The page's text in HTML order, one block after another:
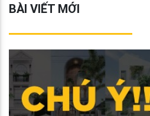
BÀI VIẾT MỚI